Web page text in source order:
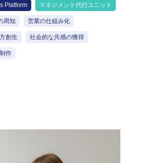
Platform マネジメント代行ユニット
周知 営業の仕組み化
創生 社会的な共感の獲得
作